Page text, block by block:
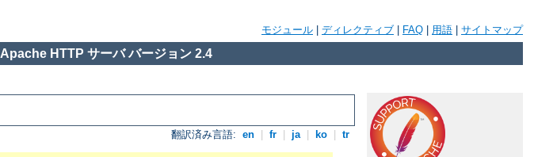
モジュール ディレクティブ FAQ 用語 サイトマップ
Apache HTTP サーバ バージョン 2.4
翻訳済み言語: en fr ja ko tr